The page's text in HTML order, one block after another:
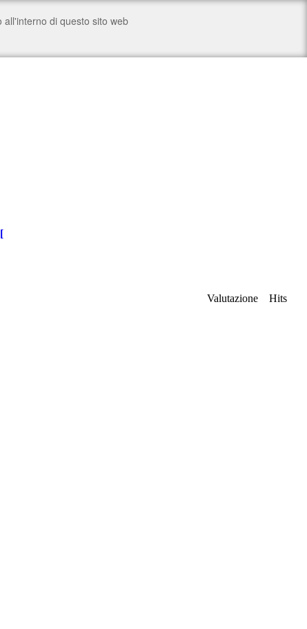
[
Valutazione
Hits